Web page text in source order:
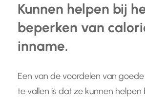
Kunnen helpen bij
beperken van
inname.
Een van de voordelen van
te vallen is dat ze kunnen helpen